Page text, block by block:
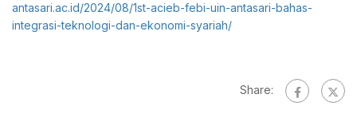
antasari.ac.id/2024/08/1st-acieb-febi-uin-antasari-bahas-
integrasi-teknologi-dan-ekonomi-syariah/
Share: